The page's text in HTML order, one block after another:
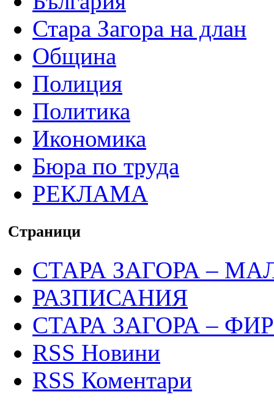
Стара Загора на длан
Община
Полиция
Политика
Икономика
Бюра по труда
РЕКЛАМА
Страници
СТАРА ЗАГОРА –
РАЗПИСАНИЯ
СТАРА ЗАГОРА –
RSS Новини
RSS Коментари